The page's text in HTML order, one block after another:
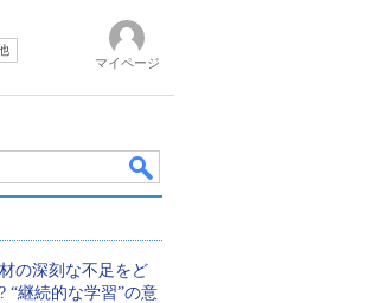
マイページ
の深刻な不足をど
“継続的な学習”の意